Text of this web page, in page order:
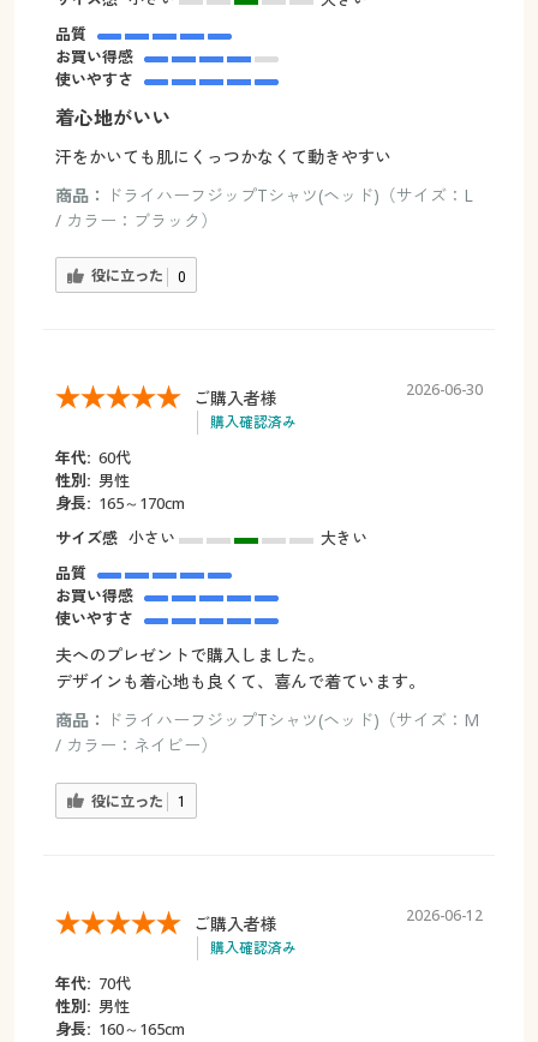
品質
お買い得感
使いやすさ
着心地がいい
汗をかいても肌にくっつかなくて動きやすい
商品：
ドライハーフジップTシャツ(ヘッド)（サイズ：L
/ カラー：ブラック）
役に立った 0
ご購入者様
購入確認済み
2026-06-30
年代: 60代
性別: 男性
身長: 165～170cm
サイズ感 小さい
大きい
品質
お買い得感
使いやすさ
夫へのプレゼントで購入しました。
デザインも着心地も良くて、喜んで着ています。
商品：
ドライハーフジップTシャツ(ヘッド)（サイズ：M
/ カラー：ネイビー）
役に立った 1
ご購入者様
購入確認済み
2026-06-12
年代: 70代
性別: 男性
身長: 160～165cm